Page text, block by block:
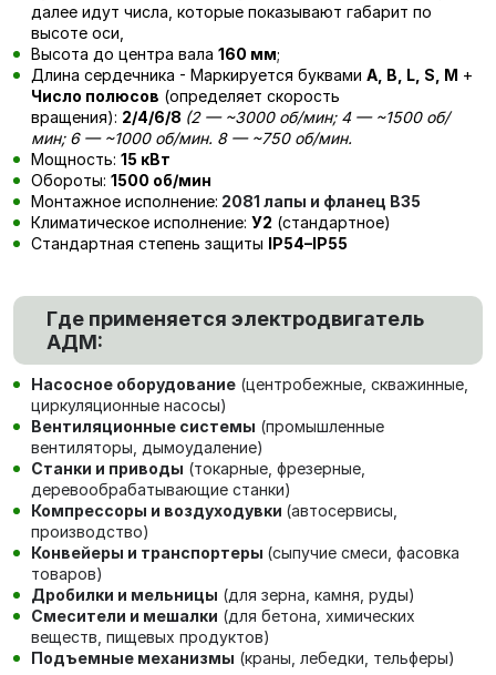
далее идут числа, которые показывают габарит по
высоте оси,
Высота до центра вала 160 мм;
Длина сердечника - Маркируется буквами А, В, L, S, М +
Число полюсов (определяет скорость
вращения): 2/4/6/8 (2— ~3000 об/мин; 4 — ~1500 об/
мин; 6 — ~1000 об/мин. 8 — ~750 об/мин.
Мощность: 15 кВт
Обороты: 1500 об/мин
Монтажное исполнение: 2081 лапы и фланец В35
Климатическое исполнение: У2 (стандартное)
Стандартная степень защиты IP54–IP55
Где применяется электродвигатель
АДМ:
Насосное оборудование (центробежные, скважинные,
циркуляционные насосы)
Вентиляционные системы (промышленные
вентиляторы, дымоудаление)
Станки и приводы (токарные, фрезерные,
деревообрабатывающие станки)
Компрессоры и воздуходувки (автосервисы,
производство)
Конвейеры и транспортеры (сыпучие смеси, фасовка
товаров)
Дробилки и мельницы (для зерна, камня, руды)
Смесители и мешалки (для бетона, химических
веществ, пищевых продуктов)
Подъемные механизмы (краны, лебедки, тельферы)